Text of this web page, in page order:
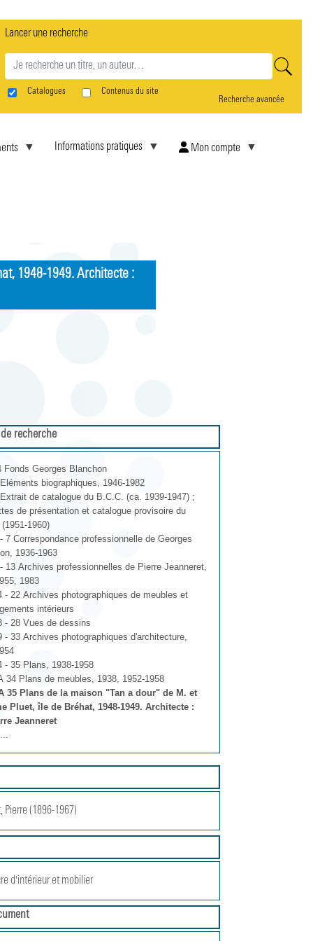
Lancer une recherche
Catalogues
Contenus du site
Recherche avancée
Informations pratiques Mon compte
1948-1949. Architecte :
recherche
Fonds Georges Blanchon
biographiques, 1946-1982
de catalogue du B.C.C. (ca. 1939-1947) ;
de présentation et catalogue provisoire du
1960)
7 Correspondance professionnelle de Georges
1936-1963
13 Archives professionnelles de Pierre Jeanneret,
1983
- 22 Archives photographiques de meubles et
intérieurs
- 28 Vues de dessins
- 33 Archives photographiques d'architecture,
- 35 Plans, 1938-1958
34 Plans de meubles, 1938, 1952-1958
35 Plans de la maison "Tan a dour" de M. et
Pluet, île de Bréhat, 1948-1949. Architecte :
Jeanneret
...
Pierre (1896-1967)
d'intérieur et mobilier